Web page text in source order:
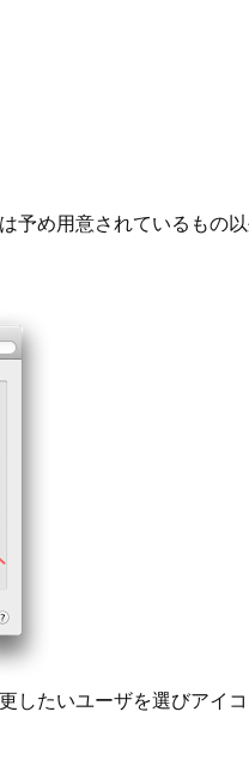
予め用意されているもの
したいユーザを選びアイ